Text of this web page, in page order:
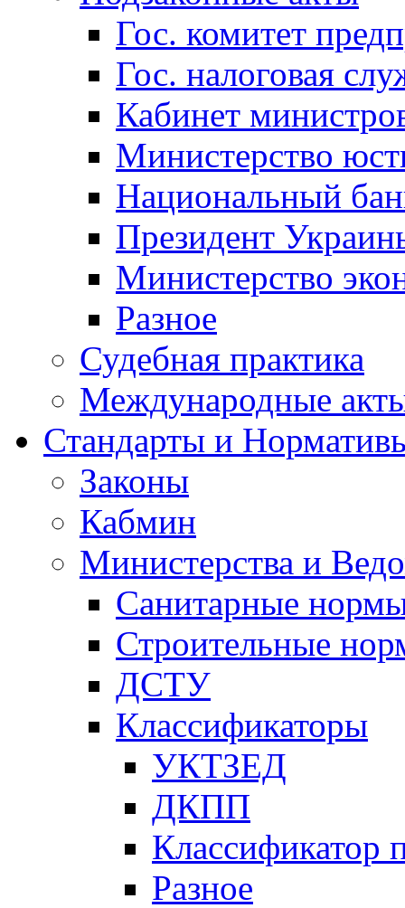
Гос. комитет
Гос. налоговая
Кабинет
Министерство
Национальный
Президент
Министерство
Разное
Судебная практика
Международные
Стандарты и
Законы
Кабмин
Министерства и
Санитарные
Строительные
ДСТУ
Классификаторы
УКТЗЕД
ДКПП
Классификатор
Разное